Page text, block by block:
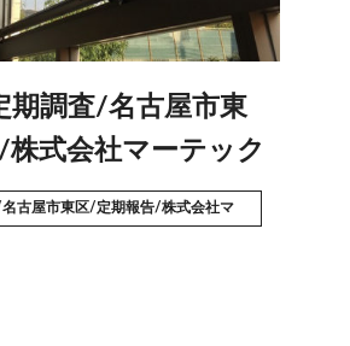
期調査/名古屋市東
式会社マーテック
古屋市東区/定期報告/株式会社マ